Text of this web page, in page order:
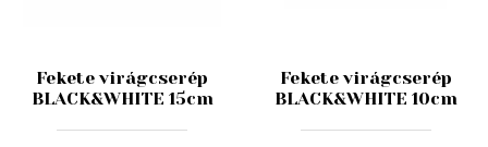
Fekete virágcserép
BLACK&WHITE 15cm
Fekete virágcserép
BLACK&WHITE 10cm